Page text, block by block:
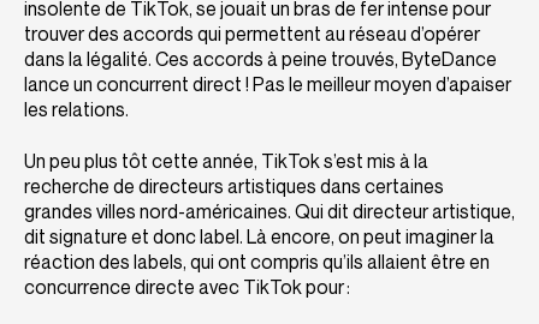
insolente de TikTok, se jouait un bras de fer intense pour
trouver des accords qui permettent au réseau d’opérer
dans la légalité. Ces accords à peine trouvés, ByteDance
lance un concurrent direct ! Pas le meilleur moyen d’apaiser
les relations.
Un peu plus tôt cette année, TikTok s’est mis à la
recherche de directeurs artistiques dans certaines
grandes villes nord-américaines. Qui dit directeur artistique,
dit signature et donc label. Là encore, on peut imaginer la
réaction des labels, qui ont compris qu’ils allaient être en
concurrence directe avec TikTok pour :